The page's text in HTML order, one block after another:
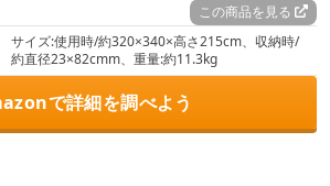
この商品を見る
サイズ:使用時/約320×340×高さ215cm、収納時/
約直径23×82cmm、重量:約11.3kg
で詳細を調べよう